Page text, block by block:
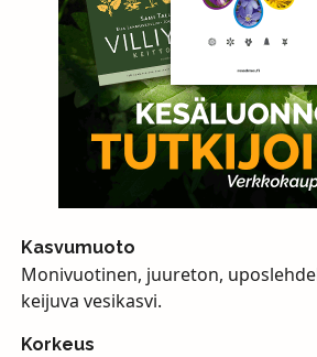
Kasvumuoto
Monivuotinen, juureton,
keijuva vesikasvi.
Korkeus